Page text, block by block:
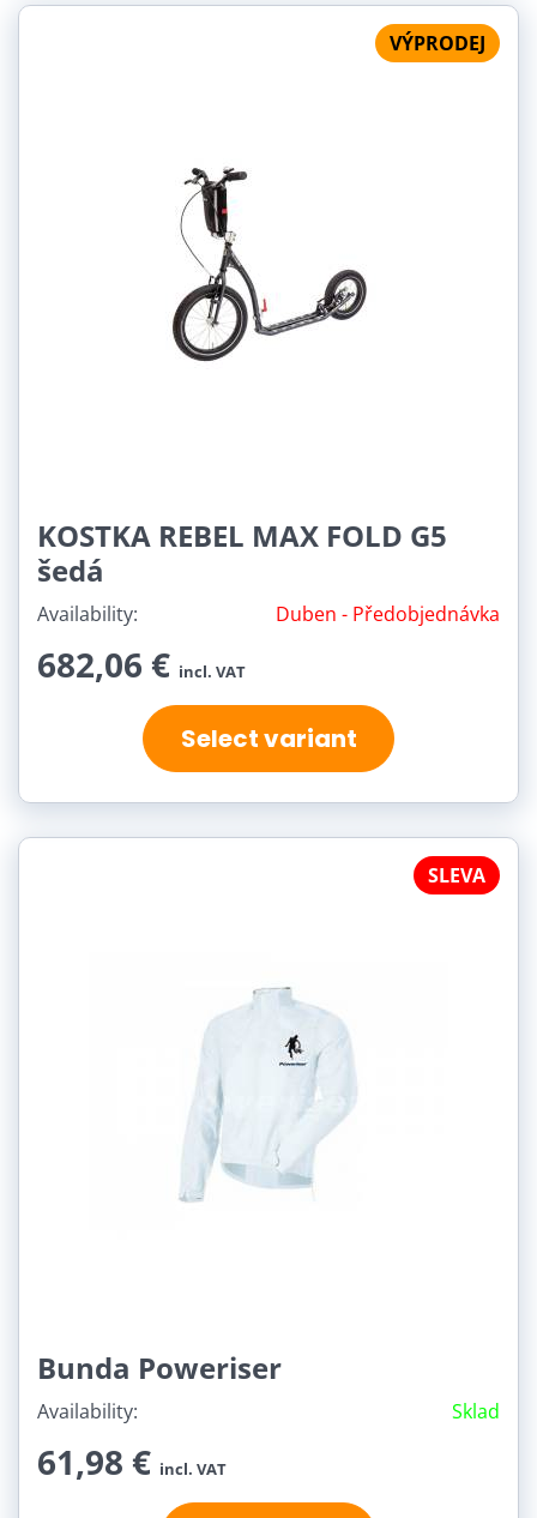
VÝPRODEJ
KOSTKA REBEL MAX FOLD G5
šedá
Availability: Duben - Předobjednávka
682,06 € incl. VAT
Select variant
SLEVA
Bunda Poweriser
Availability: Sklad
61,98 € incl. VAT